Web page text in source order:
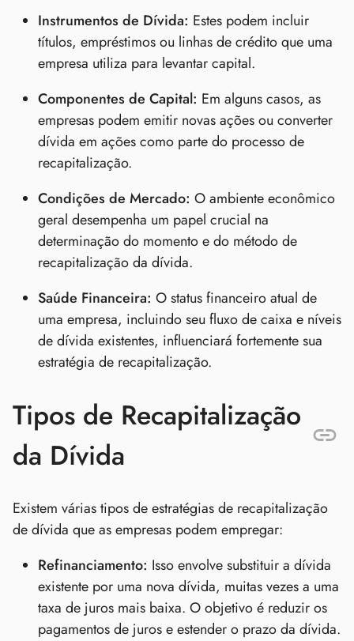
Instrumentos de Dívida: Estes podem incluir
títulos, empréstimos ou linhas de crédito que uma
empresa utiliza para levantar capital.
Componentes de Capital: Em alguns casos, as
empresas podem emitir novas ações ou converter
dívida em ações como parte do processo de
recapitalização.
Condições de Mercado: O ambiente econômico
geral desempenha um papel crucial na
determinação do momento e do método de
recapitalização da dívida.
Saúde Financeira: O status financeiro atual de
uma empresa, incluindo seu fluxo de caixa e níveis
de dívida existentes, influenciará fortemente sua
estratégia de recapitalização.
Tipos de Recapitalização
da Dívida
Existem várias tipos de estratégias de recapitalização
de dívida que as empresas podem empregar:
Refinanciamento: Isso envolve substituir a dívida
existente por uma nova dívida, muitas vezes a uma
taxa de juros mais baixa. O objetivo é reduzir os
pagamentos de juros e estender o prazo da dívida.